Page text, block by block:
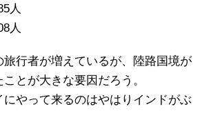
人
人
旅行者が増えているが、陸路国境が
とが大きな要因だろう。
やって来るのはやはりインドがぶ